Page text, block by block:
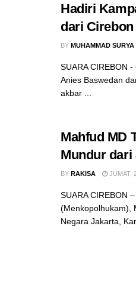
Hadiri
dari
BY MUHAMMAD SURYA
SUARA CIREBON
Anies Baswedan
akbar ...
Mahfud MD
Mundur dari
BY RAKISA JUMAT,
SUARA CIREBON
(Menkopolhukam),
Negara Jakarta,